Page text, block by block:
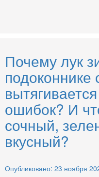
Почему лук
подоконнике
ошибок? И
сочный,
вкусный?
Опубликовано: 23 ноября